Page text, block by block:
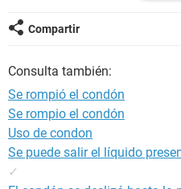
probabilidad de embarazo era
embarazo o podría estar
Compartir
Consulta también:
Se rompió el condón
Se rompio el condón
Uso de condon
Se puede salir el líquido
✓